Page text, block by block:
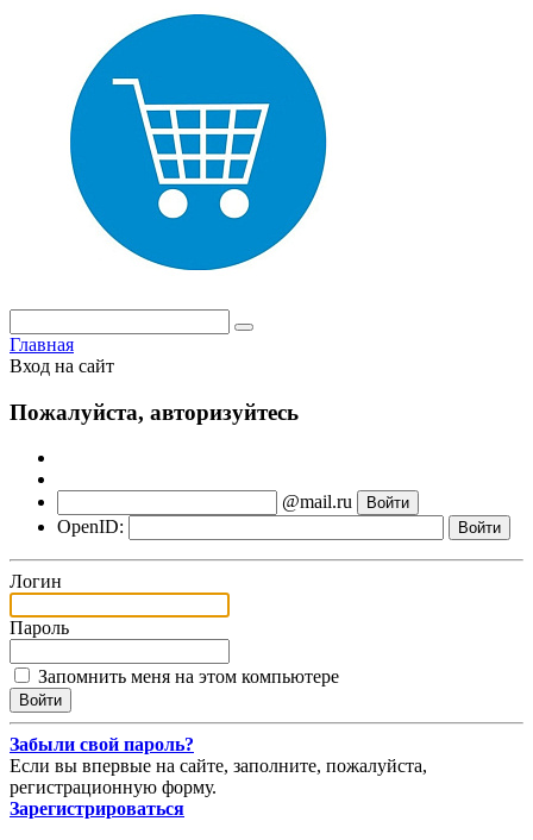
Главная
Вход на сайт
Пожалуйста, авторизуйтесь
@mail.ru
OpenID:
Логин
Пароль
Запомнить меня на этом компьютере
Забыли свой пароль?
Если вы впервые на сайте, заполните, пожалуйста,
регистрационную форму.
Зарегистрироваться